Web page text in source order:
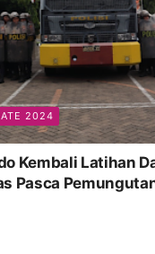
2024
Kembali Latihan
Pasca